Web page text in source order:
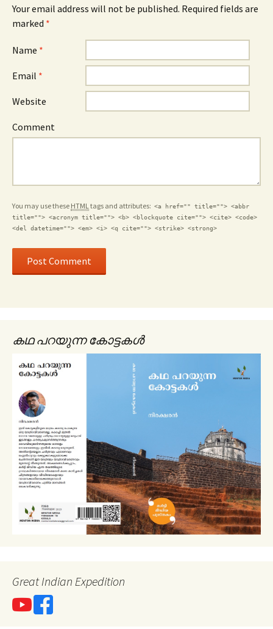
Your email address will not be published. Required fields are
marked *
Name *
Email *
Website
Comment
You may use these HTMLtags and attributes: <a href="" title=""> <abbr
title=""> <acronym title=""> <b> <blockquote cite=""> <cite> <code>
<del datetime=""> <em> <i> <q cite=""> <strike> <strong>
കഥ പറയുന്ന കോട്ടകൾ
Great Indian Expedition